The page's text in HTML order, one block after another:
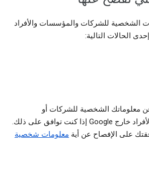
الشخصية للشركات والمؤسسات والأفراد
معلوماتك الشخصية للشركات أو
المؤسسات أو الأفراد خارج Google إذا كنت توافق على ذلك.
على الإفصاح عن أية معلومات شخصية